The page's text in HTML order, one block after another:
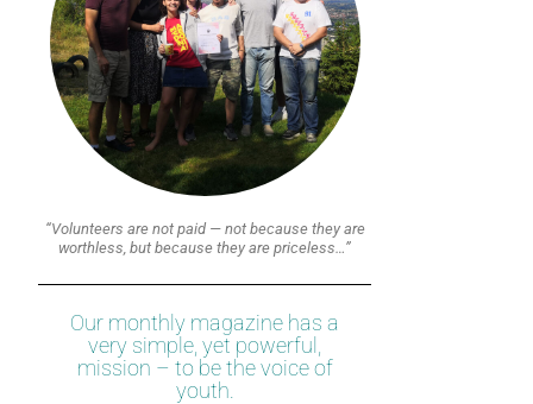
“Volunteers are not paid — not because they are
worthless, but because they are priceless…”
Our monthly magazine has a
very simple, yet powerful,
mission – to be the voice of
youth.